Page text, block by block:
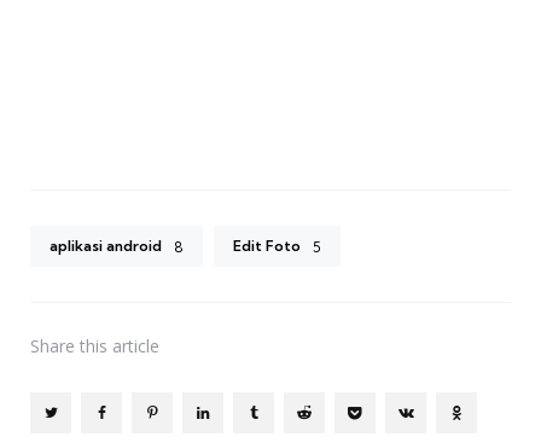
aplikasi android 8 Edit Foto 5
Share this article